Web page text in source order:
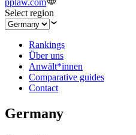
pplaw.com
Select region
Rankings
Über uns
Anwält*innen
Comparative guides
Contact
Germany